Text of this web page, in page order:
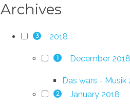
Archives
3 2018
1 December 2018
Das wars - Musik
2 January 2018